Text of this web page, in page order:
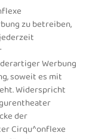
zu betreiben,
Werbung
soweit es mit
Widerspricht
der
Cirqu^onflexe